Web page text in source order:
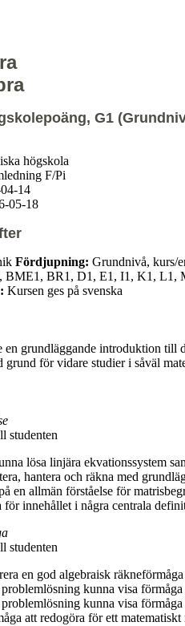
G1
högskola
F/Pi
14
05-18
Fördjupning: Grundnivå, kurs/
BME1, BR1, D1, E1, I1, K1, L1,
Kursen ges på svenska
en grundläggande introduktion
för vidare studier i såväl
studenten
lösa linjära ekvationssystem
hantera och räkna med
en allmän förståelse för
för innehållet i några centrala
studenten
en god algebraisk
kunna visa
kunna visa
att redogöra för ett